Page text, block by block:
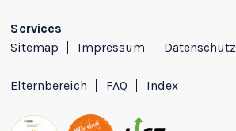
Services
Sitemap
Impressum Datenschutz
Elternbereich FAQ Index